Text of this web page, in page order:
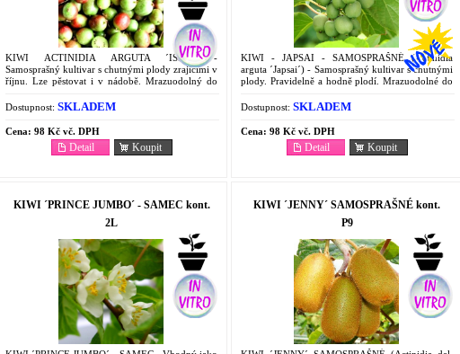
KIWI ACTINIDIA ARGUTA ´ISSAI´ -
Samosprašný kultivar s chutnými plody zrajícími v
říjnu. Lze pěstovat i v nádobě. Mrazuodolný do
Dostupnost: SKLADEM
Cena: 98 Kč vč. DPH
Koupit
Detail
KIWI - JAPSAI - SAMOSPRAŠNÉ (Actinidia
arguta ´Japsai´) - Samosprašný kultivar s chutnými
plody. Pravidelně a hodně plodí. Mrazuodolné do
Dostupnost: SKLADEM
Cena: 98 Kč vč. DPH
Koupit
Detail
KIWI ´PRINCE JUMBO´ - SAMEC kont.
2L
KIWI ´JENNY´ SAMOSPRAŠNÉ kont.
P9